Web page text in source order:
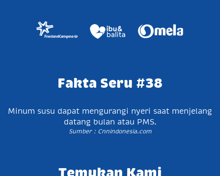
Fakta Seru #38
Minum susu dapat mengurangi nyeri saat menjelang
datang bulan atau PMS.
Sumber : Cnnindonesia.com
Temukan Kami